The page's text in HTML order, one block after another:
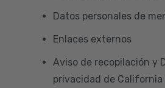
Datos personales de
Enlaces externos
Aviso de recopilación y
privacidad de California